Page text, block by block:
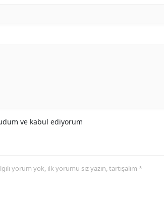
ve kabul ediyorum
yorum yok, ilk yorumu siz yazın, tartışalım *